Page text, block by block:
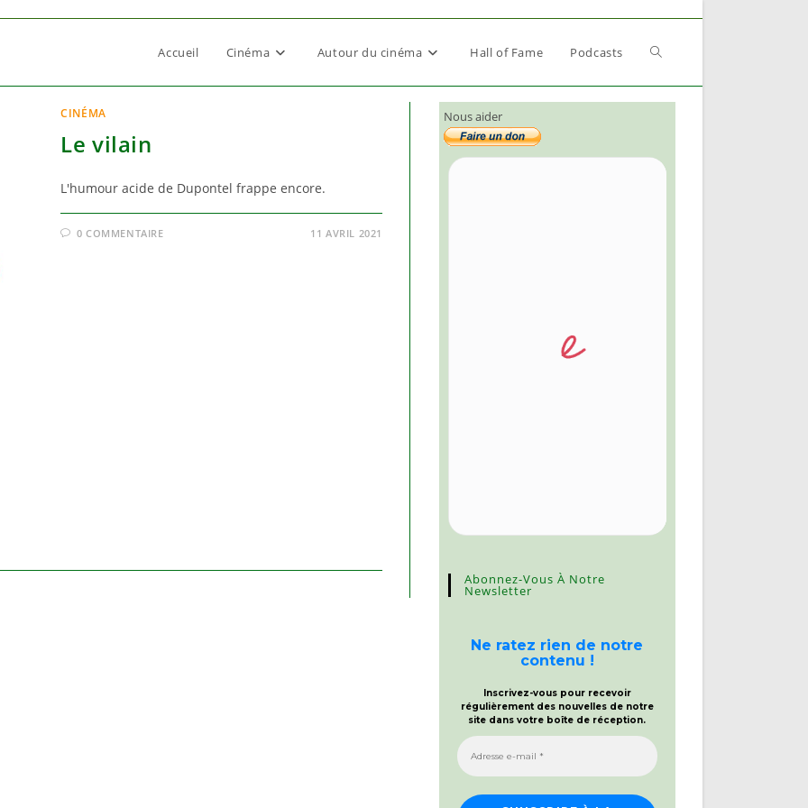
Accueil Cinéma Autour du cinéma Hall of Fame Podcasts Toggle
CINÉMA
Le vilain
L'humour acide de Dupontel frappe encore.
0 COMMENTAIRE 11 AVRIL 2021
Nous aider
Abonnez-Vous À Notre
Newsletter
Ne ratez rien de notre
contenu !
Inscrivez-vous pour recevoir
régulièrement des nouvelles de notre
site dans votre boîte de réception.